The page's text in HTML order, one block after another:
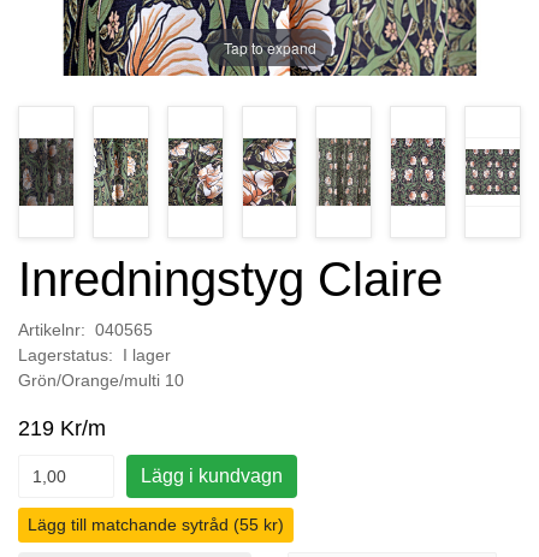
Tap to expand
Inredningstyg Claire
Artikelnr: 040565
Lagerstatus: I lager
Grön/Orange/multi 10
219 Kr/m
Lägg i kundvagn
Lägg till matchande sytråd (55 kr)